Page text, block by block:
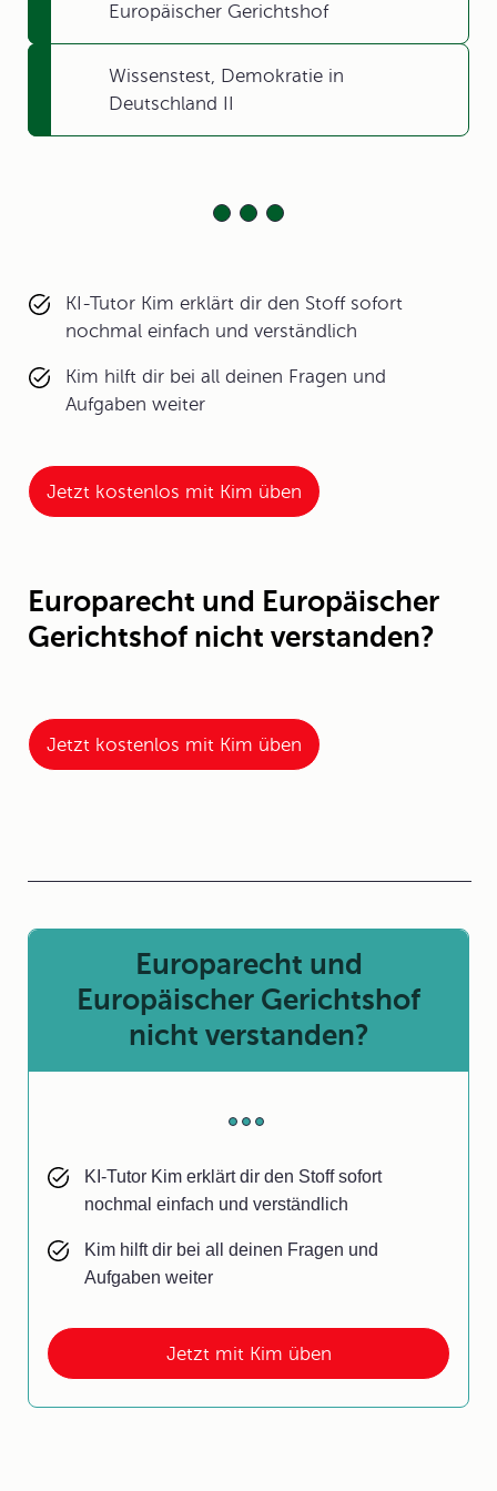
Europäischer Gerichtshof
Wissenstest, Demokratie in
Deutschland II
KI-Tutor Kim erklärt dir den Stoff sofort
nochmal einfach und verständlich
Kim hilft dir bei all deinen Fragen und
Aufgaben weiter
Jetzt kostenlos mit Kim üben
Europarecht und Europäischer
Gerichtshof nicht verstanden?
Jetzt kostenlos mit Kim üben
Jetzt mit Kim üben
Europarecht und
Europäischer Gerichtshof
nicht verstanden?
KI-Tutor Kim erklärt dir den Stoff sofort
nochmal einfach und verständlich
Kim hilft dir bei all deinen Fragen und
Aufgaben weiter